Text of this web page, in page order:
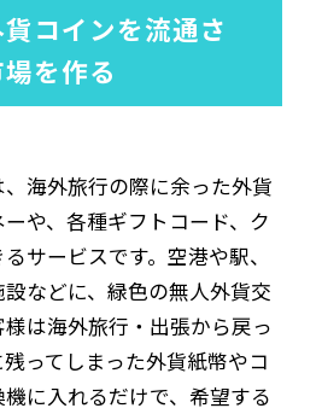
コインを流通さ
を作る
海外旅行の際に余った外貨
や、各種ギフトコード、ク
サービスです。空港や駅、
などに、緑色の無人外貨交
は海外旅行・出張から戻っ
ってしまった外貨紙幣やコ
に入れるだけで、希望する